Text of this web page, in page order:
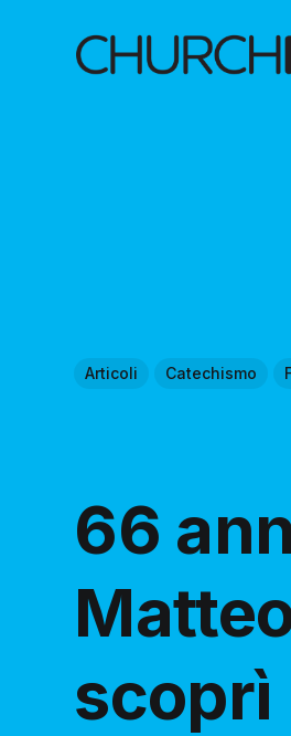
Articoli Catechismo
66
scoprì